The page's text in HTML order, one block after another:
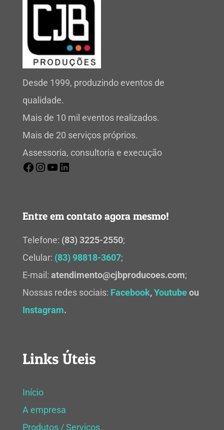
Desde 1999, produzindo eventos de
qualidade.
Mais de 10 mil eventos realizados.
Mais de 20 serviços próprios.
Assessoria, consultoria e execução
Entre em contato agora mesmo!
Telefone: (83) 3225-2550;
Celular: (83) 98818-3607;
E-mail: atendimento@cjbproducoes.com;
Nossas redes sociais: Facebook,Youtubeou
Instagram.
Links Úteis
Início
A empresa
Produtos / Serviços